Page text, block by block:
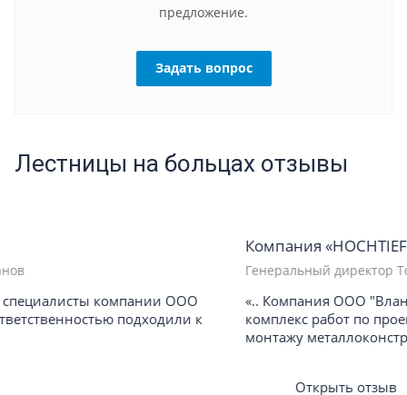
предложение.
Задать вопрос
Лестницы на больцах отзывы
Генеральный директор Том Шмидт
«.. Компания ООО "Вланд" выполнила полный
комплекс работ по проектированию, изготовлению и